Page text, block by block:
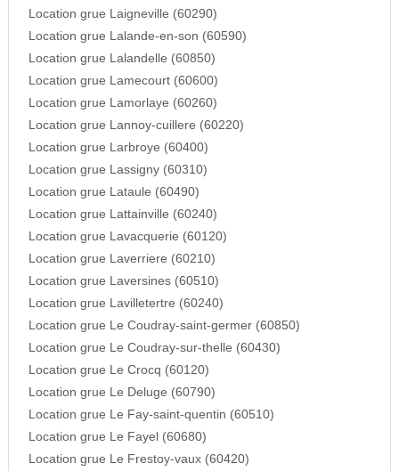
Location grue Laigneville (60290)
Location grue Lalande-en-son (60590)
Location grue Lalandelle (60850)
Location grue Lamecourt (60600)
Location grue Lamorlaye (60260)
Location grue Lannoy-cuillere (60220)
Location grue Larbroye (60400)
Location grue Lassigny (60310)
Location grue Lataule (60490)
Location grue Lattainville (60240)
Location grue Lavacquerie (60120)
Location grue Laverriere (60210)
Location grue Laversines (60510)
Location grue Lavilletertre (60240)
Location grue Le Coudray-saint-germer (60850)
Location grue Le Coudray-sur-thelle (60430)
Location grue Le Crocq (60120)
Location grue Le Deluge (60790)
Location grue Le Fay-saint-quentin (60510)
Location grue Le Fayel (60680)
Location grue Le Frestoy-vaux (60420)